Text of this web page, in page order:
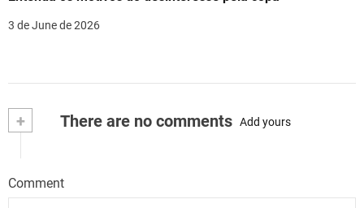
3 de June de 2026
+ There are no comments Add yours
Comment